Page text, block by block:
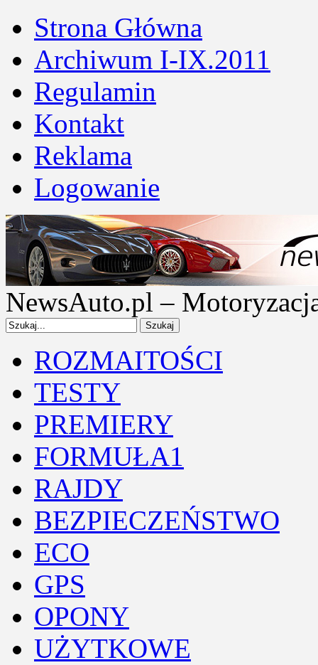
Strona Główna
Archiwum I-IX.2011
Regulamin
Kontakt
Reklama
Logowanie
NewsAuto.pl –
ROZMAITOŚCI
TESTY
PREMIERY
FORMUŁA1
RAJDY
BEZPIECZEŃSTWO
ECO
GPS
OPONY
UŻYTKOWE